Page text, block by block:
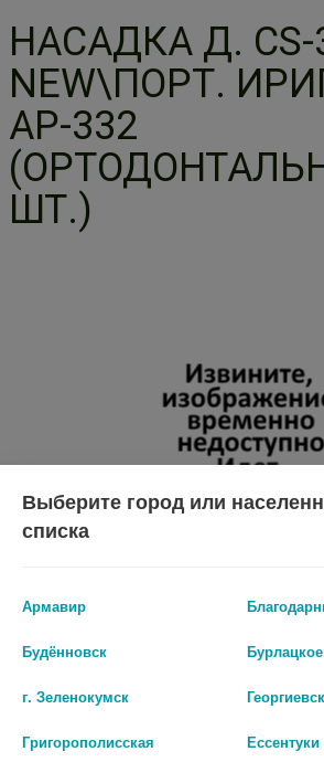
НАСАДКА Д. CS-
NEW\ПОРТ.
AP-332
ШТ.)
со специалистом.
Производитель оставляет за собой право
Выберите город или
списка
Армавир
Будённовск Бурлацкое
г. Зеленокумск Георгиевск
Григорополисская Ессентуки